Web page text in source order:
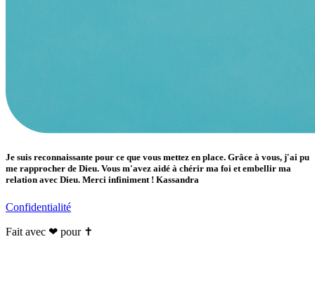
Je suis reconnaissante pour ce que vous mettez en place. Grâce à vous, j'ai pu
me rapprocher de Dieu. Vous m'avez aidé à chérir ma foi et embellir ma
relation avec Dieu. Merci infiniment ! Kassandra
Confidentialité
Fait avec ❤ pour ✝️️